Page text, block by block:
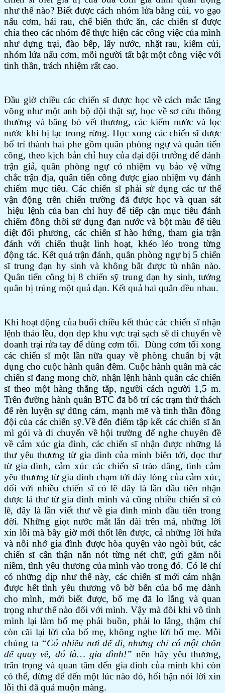
như thế nào? Biết được cách nhóm lửa bằng củi, vo gạo
nấu cơm, hái rau, chế biến thức ăn, các chiến sĩ được
chia theo các nhóm để thực hiện các công việc của mình
như dựng trại, đào bếp, lấy nước, nhặt rau, kiếm củi,
nhóm lửa nấu cơm, mỗi người tất bật một công việc với
tinh thần, trách nhiệm rất cao.
Đầu giờ chiều các chiến sĩ được học về cách mắc tăng
võng như một anh bộ đội thật sự, học về sơ cứu thông
thường và băng bó vết thương, các kiếm nước và lọc
nước khi bị lạc trong rừng. Học xong các chiến sĩ được
bố trí thành hai phe gồm quân phòng ngự và quân tiến
công, theo kịch bản chỉ huy của đại đội trưởng để đánh
trận giả, quân phòng ngự có nhiệm vụ bảo vệ vững
chắc trận địa, quân tiến công được giao nhiệm vụ đánh
chiếm mục tiêu. Các chiến sĩ phải sử dụng các tư thế
vận động trên chiến trường đã được học và quan sát
hiệu lệnh của ban chỉ huy để tiếp cận mục tiêu đánh
chiếm đồng thời sử dụng đạn nước và bột màu để tiêu
diệt đối phương, các chiến sĩ hào hứng, tham gia trận
đánh với chiến thuật linh hoạt, khéo léo trong từng
động tác. Kết quả trận đánh, quân phòng ngự bị 5 chiến
sĩ trung đạn hy sinh và không bắt được tù nhân nào.
Quân tiến công bị 8 chiến sỹ trung đạn hy sinh, tướng
quân bị trúng một quả đạn. Kết quả hai quân đều nhau.
Khi hoạt động của buổi chiều kết thúc các chiến sĩ nhận
lệnh tháo lều, dọn dẹp khu vực trại sạch sẽ di chuyển về
doanh trại rửa tay để dùng cơm tối. Dùng cơm tối xong
các chiến sĩ một lần nữa quay về phòng chuẩn bị vật
dụng cho cuộc hành quân đêm. Cuộc hành quân mà các
chiến sĩ đang mong chờ, nhận lệnh hành quân các chiến
sĩ theo một hàng thẳng tắp, người cách người 1,5 m.
Trên đường hành quân BTC đã bố trí các trạm thử thách
để rèn luyện sự dũng cảm, mạnh mẽ và tinh thần đồng
đội của các chiến sỹ.Về đến điểm tập kết các chiến sĩ ăn
mì gói và di chuyển về hội trường để nghe chuyên đề
về cảm xúc gia đình, các chiến sĩ nhận được những lá
thư yêu thương từ gia đình của mình biên tới, đọc thư
từ gia đình, cảm xúc các chiến sĩ trào dâng, tình cảm
yêu thương từ gia đình chạm tới đáy lòng của cảm xúc,
đối với nhiều chiến sĩ có lẽ đây là lần đầu tiên nhận
được lá thư từ gia đình mình và cũng nhiều chiến sĩ có
lẽ, đây là lần viết thư về gia đình mình đầu tiên trong
đời. Những giọt nước mắt lắn dài trên má, những lời
xin lỗi mà bây giờ mới thốt lên được, cả những lời hứa
và nỗi nhớ gia đình được hòa quyện vào ngòi bút, các
chiến sĩ cẩn thận nắn nót từng nét chữ, gửi gắm nỗi
niềm, tình yêu thương của mình vào trong đó. Có lẽ chỉ
có những dịp như thế này, các chiến sĩ mới cảm nhận
được hết tình yêu thương vô bờ bến của bố mẹ dành
cho mình, mới biết được, bố mẹ đã lo lắng và quan
trọng như thế nào đối với mình. Vậy mà đôi khi vô tình
mình lại làm bố mẹ phải buồn, phải lo lắng, thậm chí
còn cãi lại lời của bố mẹ, không nghe lời bố mẹ. Mỗi
chúng ta “Có nhiều nơi để đi, nhưng chỉ có một chốn
để quay về, đó là… gia đình!”nên hãy yêu thương,
trân trọng và quan tâm đến gia đình của mình khi còn
có thể, đừng để đến một lúc nào đó, hối hận nói lời xin
lỗi thì đã quá muộn màng.